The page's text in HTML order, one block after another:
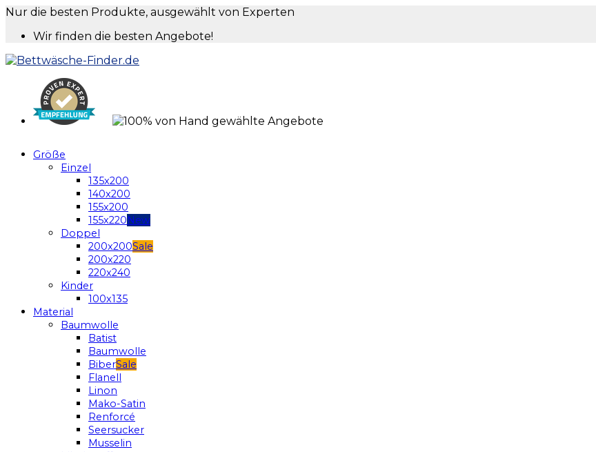
Nur die besten Produkte, ausgewählt von Experten
Wir finden die besten Angebote!
Größe
Einzel
135x200
140x200
155x200
155x220
Doppel
200x200
200x220
220x240
Kinder
100x135
Material
Baumwolle
Batist
Baumwolle
Biber
Flanell
Linon
Mako-Satin
Renforcé
Seersucker
Musselin